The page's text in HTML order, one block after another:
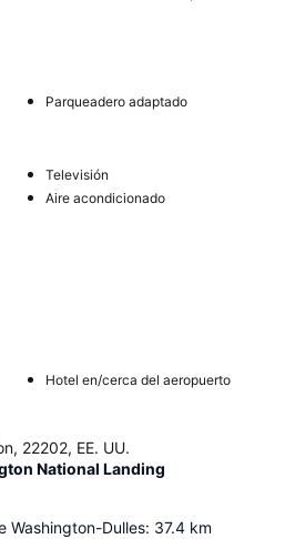
Parqueadero adaptado
Televisión
Aire acondicionado
Hotel en/cerca del aeropuerto
22202, EE. UU.
National Landing
Washington-Dulles: 37.4 km